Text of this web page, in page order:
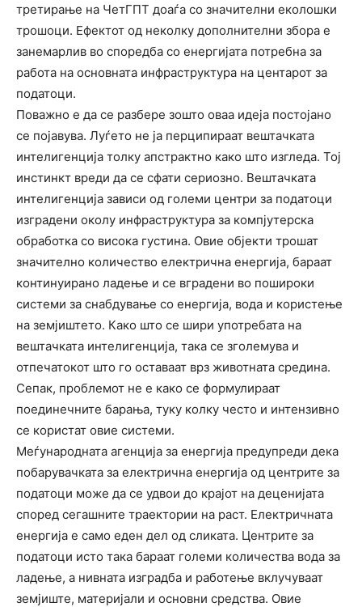
третирање на ЧетГПТ доаѓа со значителни еколошки
трошоци. Ефектот од неколку дополнителни збора е
занемарлив во споредба со енергијата потребна за
работа на основната инфраструктура на центарот за
податоци.
Поважно е да се разбере зошто оваа идеја постојано
се појавува. Луѓето не ја перципираат вештачката
интелигенција толку апстрактно како што изгледа. Тој
инстинкт вреди да се сфати сериозно. Вештачката
интелигенција зависи од големи центри за податоци
изградени околу инфраструктура за компјутерска
обработка со висока густина. Овие објекти трошат
значително количество електрична енергија, бараат
континуирано ладење и се вградени во пошироки
системи за снабдување со енергија, вода и користење
на земјиштето. Како што се шири употребата на
вештачката интелигенција, така се зголемува и
отпечатокот што го оставаат врз животната средина.
Сепак, проблемот не е како се формулираат
поединечните барања, туку колку често и интензивно
се користат овие системи.
Меѓународната агенција за енергија предупреди дека
побарувачката за електрична енергија од центрите за
податоци може да се удвои до крајот на деценијата
според сегашните траектории на раст. Електричната
енергија е само еден дел од сликата. Центрите за
податоци исто така бараат големи количества вода за
ладење, а нивната изградба и работење вклучуваат
земјиште, материјали и основни средства. Овие